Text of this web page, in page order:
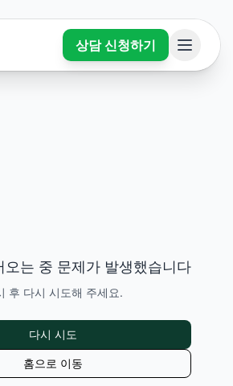
상담 신청하기
오는 중 문제가 발생했습니다
후 다시 시도해 주세요.
다시 시도
홈으로 이동